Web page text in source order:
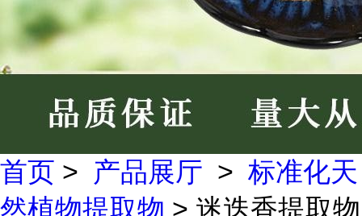
首页 > 产品展厅 > 标准化天
然植物提取物 > 迷迭香提取物